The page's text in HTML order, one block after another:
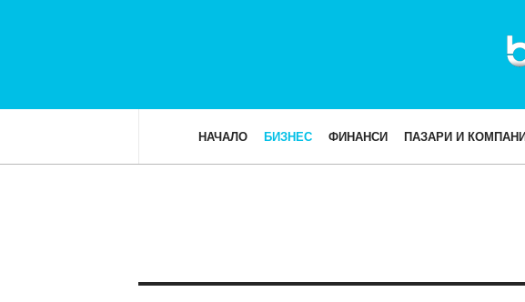
НАЧАЛО БИЗНЕС ФИНАНСИ ПАЗАРИ И